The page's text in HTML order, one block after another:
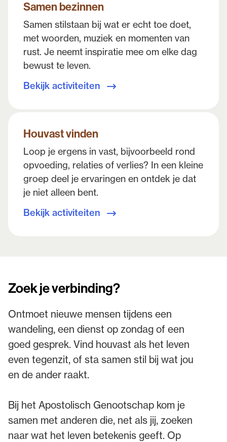
Samen bezinnen
Samen stilstaan bij wat er echt toe doet,
met woorden, muziek en momenten van
rust. Je neemt inspiratie mee om elke dag
bewust te leven.
Bekijk activiteiten
Houvast vinden
Loop je ergens in vast, bijvoorbeeld rond
opvoeding, relaties of verlies? In een kleine
groep deel je ervaringen en ontdek je dat
je niet alleen bent.
Bekijk activiteiten
Zoek je verbinding?
Ontmoet nieuwe mensen tijdens een
wandeling, een dienst op zondag of een
goed gesprek. Vind houvast als het leven
even tegenzit, of sta samen stil bij wat jou
en de ander raakt.
Bij het Apostolisch Genootschap kom je
samen met anderen die, net als jij, zoeken
naar wat het leven betekenis geeft. Op